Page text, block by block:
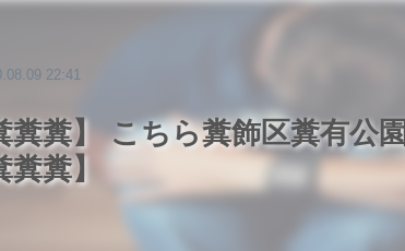
糞糞】 こちら糞飾区糞有
糞糞】
22:41